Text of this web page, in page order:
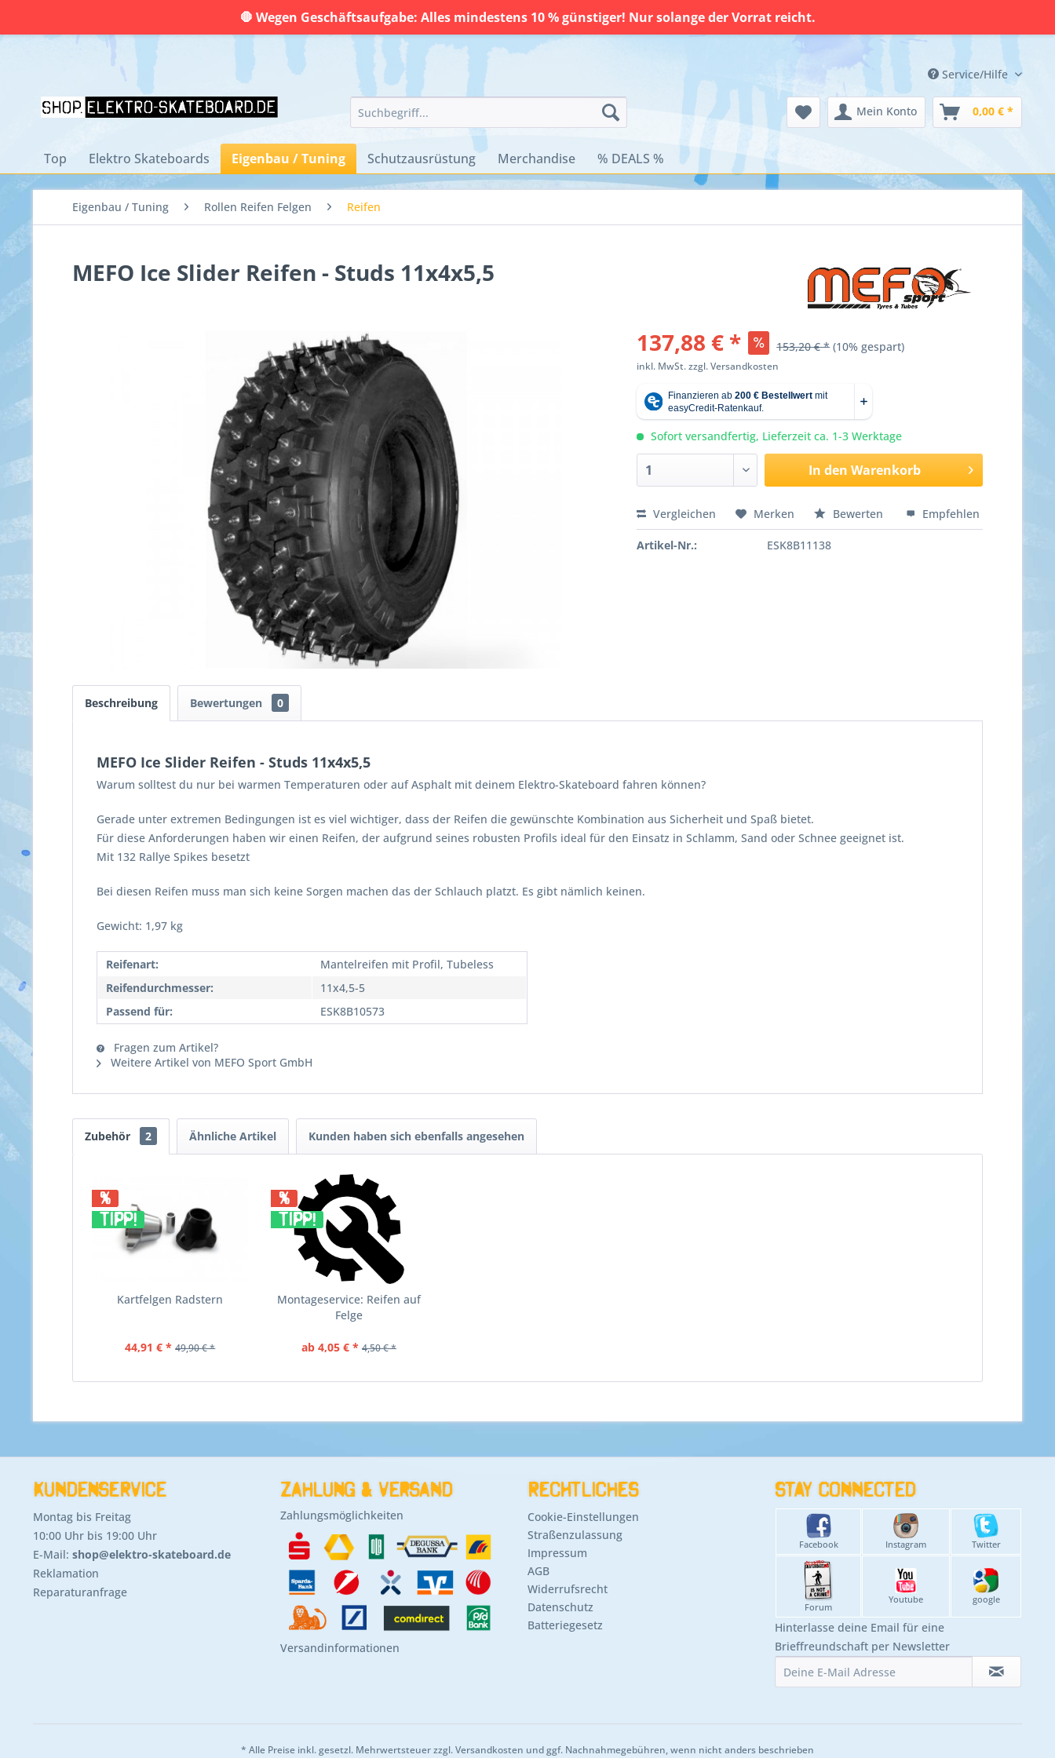
🛑 Wegen Geschäftsaufgabe: Alles mindestens 10 % günstiger! Nur solange der Vorrat reicht.
Service/Hilfe
Mein Konto 0,00 € *
Top Elektro Skateboards Eigenbau / Tuning Schutzausrüstung Merchandise % DEALS %
Eigenbau / Tuning Rollen Reifen Felgen Reifen
MEFO Ice Slider Reifen - Studs 11x4x5,5
137,88 € * 153,20 € * (10% gespart)
inkl. MwSt.zzgl. Versandkosten
Sofort versandfertig, Lieferzeit ca. 1-3 Werktage
In den Warenkorb
Vergleichen Merken Bewerten Empfehlen
Artikel-Nr.: ESK8B11138
Beschreibung Bewertungen 0
MEFO Ice Slider Reifen - Studs 11x4x5,5
Warum solltest du nur bei warmen Temperaturen oder auf Asphalt mit deinem Elektro-Skateboard fahren können?
Gerade unter extremen Bedingungen ist es viel wichtiger, dass der Reifen die gewünschte Kombination aus Sicherheit und Spaß bietet.
Für diese Anforderungen haben wir einen Reifen, der aufgrund seines robusten Profils ideal für den Einsatz in Schlamm, Sand oder Schnee geeignet ist.
Mit 132 Rallye Spikes besetzt
Bei diesen Reifen muss man sich keine Sorgen machen das der Schlauch platzt. Es gibt nämlich keinen.
Gewicht: 1,97 kg
Reifenart:
Mantelreifen mit Profil, Tubeless
Reifendurchmesser:
11x4,5-5
Passend für:
ESK8B10573
Fragen zum Artikel?
Weitere Artikel von MEFO Sport GmbH
Zubehör 2 Ähnliche Artikel Kunden haben sich ebenfalls angesehen
%
TIPP!
Kartfelgen Radstern
44,91 € * 49,90 € *
%
TIPP!
Montageservice: Reifen auf
Felge
ab 4,05 € * 4,50 € *
Kundenservice
Montag bis Freitag
10:00 Uhr bis 19:00 Uhr
E-Mail: shop@elektro-skateboard.de
Reklamation
Reparaturanfrage
Zahlung & Versand
Zahlungsmöglichkeiten
Versandinformationen
Rechtliches
Cookie-Einstellungen
Straßenzulassung
Impressum
AGB
Widerrufsrecht
Datenschutz
Batteriegesetz
Stay connected
Facebook Instagram Twitter
Forum
Youtube google
Hinterlasse deine Email für eine
Brieffreundschaft per Newsletter
* Alle Preise inkl. gesetzl. Mehrwertsteuer zzgl.Versandkosten und ggf. Nachnahmegebühren, wenn nicht anders beschrieben